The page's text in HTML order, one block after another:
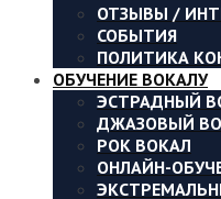
ОТЗЫВЫ /
СОБЫТИЯ
ПОЛИТИКА
ОБУЧЕНИЕ ВОКАЛУ
ЭСТРАДНЫЙ
ДЖАЗОВЫЙ
РОК ВОКАЛ
ОНЛАЙН-